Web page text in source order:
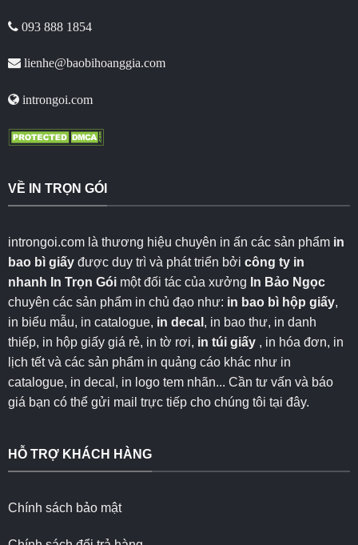
093 888 1854
lienhe@baobihoanggia.com
introngoi.com
VỀ IN TRỌN GÓI
introngoi.com là thương hiệu chuyên in ấn các sản phẩm in
bao bì giấyđược duy trì và phát triển bởi công ty in
nhanh In Trọn Góimột đối tác của xưởng In Bảo Ngọc
chuyên các sản phẩm in chủ đạo như: in bao bì hộp giấy,
in biểu mẫu, in catalogue, in decal , in bao thư, in danh
thiếp, in hộp giấy giá rẻ, in tờ rơi, in túi giấy, in hóa đơn, in
lịch tết và các sản phẩm in quảng cáo khác như in
catalogue, in decal, in logo tem nhãn... Cần tư vấn và báo
giá bạn có thể gửi mail trực tiếp cho chúng tôi tại đây.
HỖ TRỢ KHÁCH HÀNG
Chính sách bảo mật